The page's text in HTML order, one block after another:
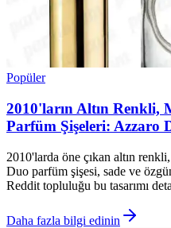
Popüler
2010'ların Altın Renkli,
Parfüm Şişeleri: Azzaro
2010'larda öne çıkan altın
Duo parfüm şişesi, sade ve
Reddit topluluğu bu tasarımı
Daha fazla bilgi edinin